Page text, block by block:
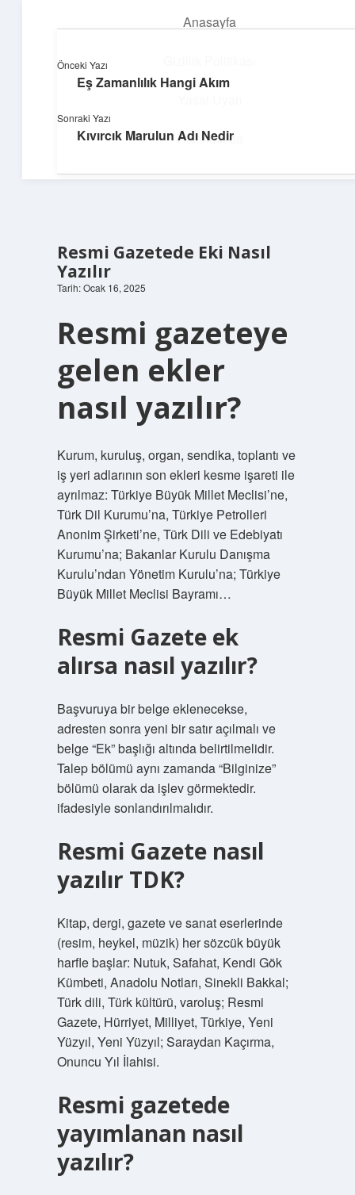
Anasayfa
Hakkımızda
Teknoloji ve İlham
Dijital dünyada keyifli bir macera!
Resmi Gazetede Eki Nasıl
Yazılır
Tarih: Ocak 16, 2025
Resmi gazeteye
gelen ekler
nasıl yazılır?
Kurum, kuruluş, organ, sendika, toplantı ve
iş yeri adlarının son ekleri kesme işareti ile
ayrılmaz: Türkiye Büyük Millet Meclisi’ne,
Türk Dil Kurumu’na, Türkiye Petrolleri
Anonim Şirketi’ne, Türk Dili ve Edebiyatı
Kurumu’na; Bakanlar Kurulu Danışma
Kurulu’ndan Yönetim Kurulu’na; Türkiye
Büyük Millet Meclisi Bayramı…
Resmi Gazete ek
alırsa nasıl yazılır?
Başvuruya bir belge eklenecekse,
adresten sonra yeni bir satır açılmalı ve
belge “Ek” başlığı altında belirtilmelidir.
Talep bölümü aynı zamanda “Bilginize”
bölümü olarak da işlev görmektedir.
ifadesiyle sonlandırılmalıdır.
Resmi Gazete nasıl
yazılır TDK?
Kitap, dergi, gazete ve sanat eserlerinde
(resim, heykel, müzik) her sözcük büyük
harfle başlar: Nutuk, Safahat, Kendi Gök
Kümbeti, Anadolu Notları, Sinekli Bakkal;
Türk dili, Türk kültürü, varoluş; Resmi
Gazete, Hürriyet, Milliyet, Türkiye, Yeni
Yüzyıl, Yeni Yüzyıl; Saraydan Kaçırma,
Onuncu Yıl İlahisi.
Resmi gazetede
yayımlanan nasıl
yazılır?
Önceki Yazı
Eş Zamanlılık Hangi Akım
Sonraki Yazı
Kıvırcık Marulun Adı Nedir